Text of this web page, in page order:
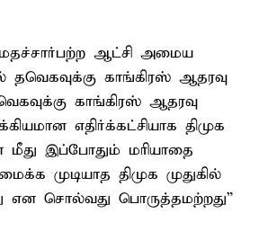
ஆட்சி அமைய
காங்கிரஸ் ஆதரவு
காங்கிரஸ் ஆதரவு
எதிர்க்கட்சியாக திமுக
மீது இப்போதும் மரியாதை
முடியாத திமுக முதுகில்
என சொல்வது பொருத்தமற்றது”